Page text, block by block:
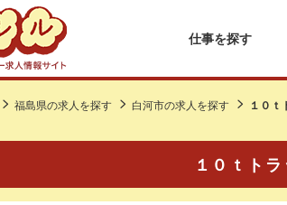
仕事を探す
福島県の求人を探す 白河市の求人を探す １０
１０ｔト